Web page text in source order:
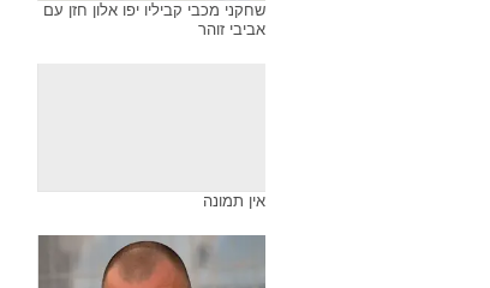
שחקני מכבי קביליו יפו אלון חזן עם
אביבי זוהר
אין תמונה